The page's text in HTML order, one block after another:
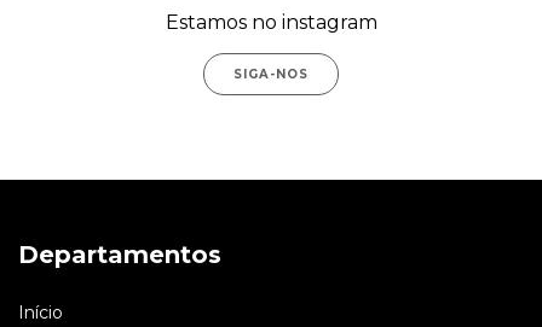
Estamos no instagram
SIGA-NOS
Departamentos
Início